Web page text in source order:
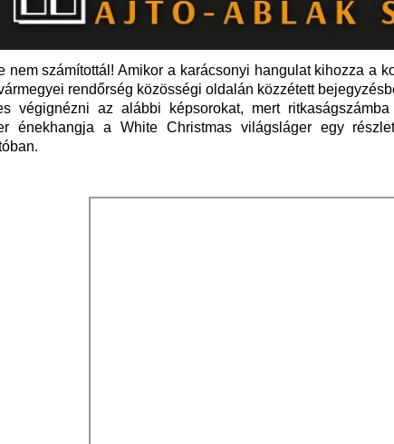
nem számítottál! Amikor a karácsonyi hangulat kihozza a
rendőrség közösségi oldalán közzétett
végignézni az alábbi képsorokat, mert
énekhangja a White Christmas világsláger egy